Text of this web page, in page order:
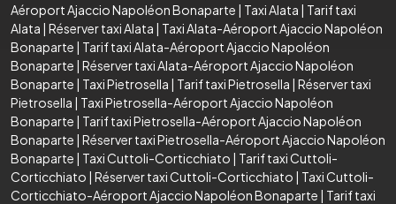
Aéroport Ajaccio Napoléon Bonaparte | Taxi Alata | Tarif taxi
Alata | Réserver taxi Alata | Taxi Alata-Aéroport Ajaccio Napoléon
Bonaparte | Tarif taxi Alata-Aéroport Ajaccio Napoléon
Bonaparte | Réserver taxi Alata-Aéroport Ajaccio Napoléon
Bonaparte | Taxi Pietrosella | Tarif taxi Pietrosella | Réserver taxi
Pietrosella | Taxi Pietrosella-Aéroport Ajaccio Napoléon
Bonaparte | Tarif taxi Pietrosella-Aéroport Ajaccio Napoléon
Bonaparte | Réserver taxi Pietrosella-Aéroport Ajaccio Napoléon
Bonaparte | Taxi Cuttoli-Corticchiato | Tarif taxi Cuttoli-
Corticchiato | Réserver taxi Cuttoli-Corticchiato | Taxi Cuttoli-
Corticchiato-Aéroport Ajaccio Napoléon Bonaparte | Tarif taxi